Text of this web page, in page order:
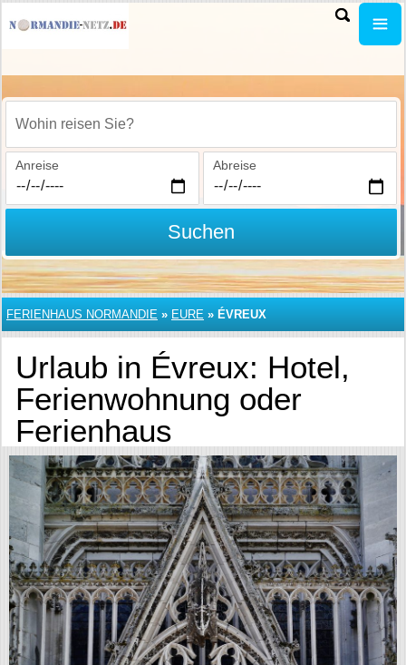
Wohin reisen Sie?
Anreise Abreise
Suchen
FERIENHAUS NORMANDIE » EURE » ÉVREUX
Urlaub in Évreux: Hotel,
Ferienwohnung oder
Ferienhaus